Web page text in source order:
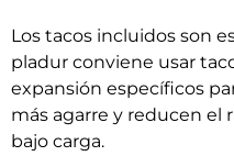
Los tacos incluidos son
pladur conviene usar
expansión específicos
más agarre y reducen el
bajo carga.